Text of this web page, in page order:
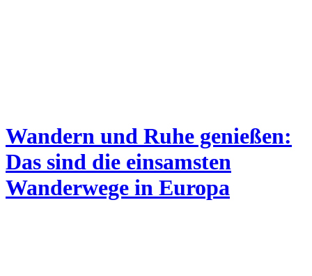
Wandern und Ruhe genießen:
Das sind die einsamsten
Wanderwege in Europa